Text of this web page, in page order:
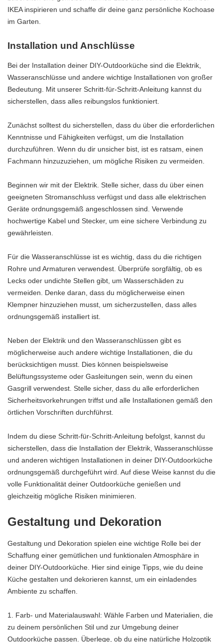
IKEA inspirieren und schaffe dir deine ganz persönliche Kochoase
im Garten.
Installation und Anschlüsse
Bei der Installation deiner DIY-Outdoorküche sind die Elektrik,
Wasseranschlüsse und andere wichtige Installationen von großer
Bedeutung. Mit unserer Schritt-für-Schritt-Anleitung kannst du
sicherstellen, dass alles reibungslos funktioniert.
Zunächst solltest du sicherstellen, dass du über die erforderlichen
Kenntnisse und Fähigkeiten verfügst, um die Installation
durchzuführen. Wenn du dir unsicher bist, ist es ratsam, einen
Fachmann hinzuzuziehen, um mögliche Risiken zu vermeiden.
Beginnen wir mit der Elektrik. Stelle sicher, dass du über einen
geeigneten Stromanschluss verfügst und dass alle elektrischen
Geräte ordnungsgemäß angeschlossen sind. Verwende
hochwertige Kabel und Stecker, um eine sichere Verbindung zu
gewährleisten.
Für die Wasseranschlüsse ist es wichtig, dass du die richtigen
Rohre und Armaturen verwendest. Überprüfe sorgfältig, ob es
Lecks oder undichte Stellen gibt, um Wasserschäden zu
vermeiden. Denke daran, dass du möglicherweise einen
Klempner hinzuziehen musst, um sicherzustellen, dass alles
ordnungsgemäß installiert ist.
Neben der Elektrik und den Wasseranschlüssen gibt es
möglicherweise auch andere wichtige Installationen, die du
berücksichtigen musst. Dies können beispielsweise
Belüftungssysteme oder Gasleitungen sein, wenn du einen
Gasgrill verwendest. Stelle sicher, dass du alle erforderlichen
Sicherheitsvorkehrungen triffst und alle Installationen gemäß den
örtlichen Vorschriften durchführst.
Indem du diese Schritt-für-Schritt-Anleitung befolgst, kannst du
sicherstellen, dass die Installation der Elektrik, Wasseranschlüsse
und anderen wichtigen Installationen in deiner DIY-Outdoorküche
ordnungsgemäß durchgeführt wird. Auf diese Weise kannst du die
volle Funktionalität deiner Outdoorküche genießen und
gleichzeitig mögliche Risiken minimieren.
Gestaltung und Dekoration
Gestaltung und Dekoration spielen eine wichtige Rolle bei der
Schaffung einer gemütlichen und funktionalen Atmosphäre in
deiner DIY-Outdoorküche. Hier sind einige Tipps, wie du deine
Küche gestalten und dekorieren kannst, um ein einladendes
Ambiente zu schaffen.
1. Farb- und Materialauswahl: Wähle Farben und Materialien, die
zu deinem persönlichen Stil und zur Umgebung deiner
Outdoorküche passen. Überlege, ob du eine natürliche Holzoptik